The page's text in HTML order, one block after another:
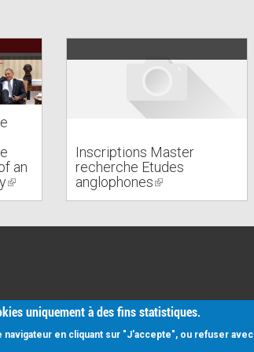
an
(link
is
Inscriptions Master
recherche Etudes
anglophones(link
is
uniquement à des fins statistiques.
en cliquant sur "J'accepte", ou refuser avec